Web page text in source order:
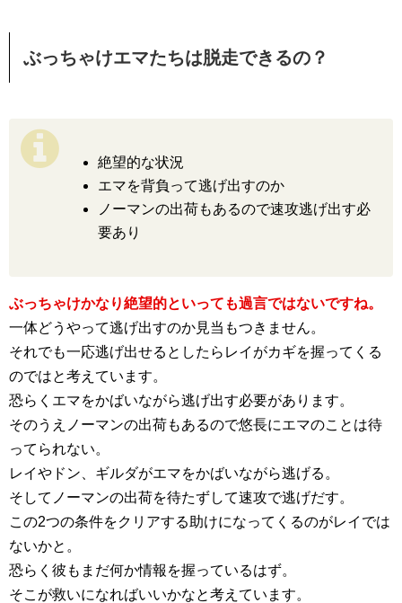
ぶっちゃけエマたちは脱走できるの？
絶望的な状況
エマを背負って逃げ出すのか
ノーマンの出荷もあるので速攻逃げ出す必
要あり
ぶっちゃけかなり絶望的といっても過言ではないですね。
一体どうやって逃げ出すのか見当もつきません。
それでも一応逃げ出せるとしたらレイがカギを握ってくる
のではと考えています。
恐らくエマをかばいながら逃げ出す必要があります。
そのうえノーマンの出荷もあるので悠長にエマのことは待
ってられない。
レイやドン、ギルダがエマをかばいながら逃げる。
そしてノーマンの出荷を待たずして速攻で逃げだす。
この2つの条件をクリアする助けになってくるのがレイでは
ないかと。
恐らく彼もまだ何か情報を握っているはず。
そこが救いになればいいかなと考えています。